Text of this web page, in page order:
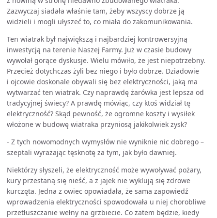
Zazwyczaj siadała właśnie tam, żeby wszyscy dobrze ją
widzieli i mogli ułyszeć to, co miała do zakomunikowania.
Ten wiatrak był największą i najbardziej kontrowersyjną
inwestycją na terenie Naszej Farmy. Już w czasie budowy
wywołał gorące dyskusje. Wielu mówiło, że jest niepotrzebny.
Przecież dotychczas żyli bez niego i było dobrze. Dziadowie
i ojcowie doskonale obywali się bez elektryczności, jaką ma
wytwarzać ten wiatrak. Czy naprawdę żarówka jest lepsza od
tradycyjnej świecy? A prawdę mówiąc, czy ktoś widział tę
elektryczność? Skąd pewność, że ogromne koszty i wysiłek
włożone w budowę wiatraka przyniosą jakikolwiek zysk?
- Z tych nowomodnych wymysłów nie wyniknie nic dobrego –
szeptali wyrażając tęsknotę za tym, jak było dawniej.
Niektórzy słyszeli, że elektryczność może wywoływać pożary,
kury przestaną się nieść, a z jajek nie wyklują się zdrowe
kurczęta. Jedna z owiec opowiadała, że sama zapowiedź
wprowadzenia elektryczności spowodowała u niej chorobliwe
przetłuszczanie wełny na grzbiecie. Co zatem będzie, kiedy